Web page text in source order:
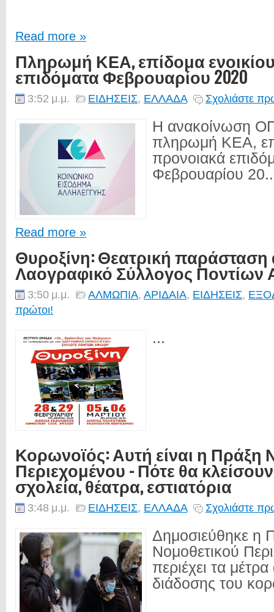
Read more »
Πληρωμή ΚΕΑ, επίδομα
επιδόματα Φεβρουαρίου 2020
3:52 μ.μ. ΕΙΔΗΣΕΙΣ, ΕΛΛΑΔΑ Σχολιάστε
Η ανακοίνωση
πληρωμή ΚΕΑ,
προνοιακά
Φεβρουαρίου
Read more »
Θυροξίνη: Θεατρική
Λαογραφικό Σύλλογος
3:50 μ.μ. ΑΛΜΩΠΙΑ, ΑΡΙΔΑΙΑ, ΕΙΔΗΣΕΙΣ,
πρώτοι!
...
Κορωνοϊός: Αυτή είναι η Πράξη
Περιεχομένου - Πότε θα
σχολεία, θέατρα, εστιατόρια
3:48 μ.μ. ΕΙΔΗΣΕΙΣ, ΕΛΛΑΔΑ Σχολιάστε
Δημοσιεύθηκε η
Νομοθετικού
περιέχει τα
διάδοσης του